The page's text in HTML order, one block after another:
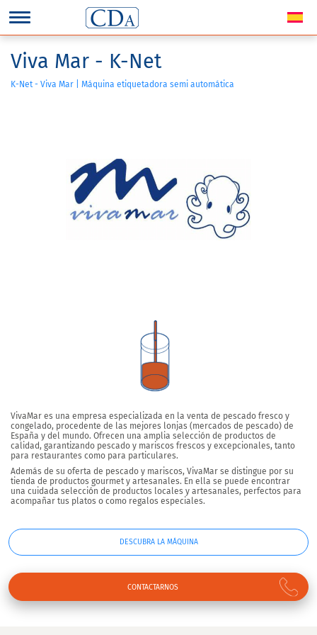
Viva Mar - K-Net
K-Net - Viva Mar | Máquina etiquetadora semi automática
VivaMar es una empresa especializada en la venta de pescado fresco y
congelado, procedente de las mejores lonjas (mercados de pescado) de
España y del mundo. Ofrecen una amplia selección de productos de
calidad, garantizando pescado y mariscos frescos y excepcionales, tanto
para restaurantes como para particulares.
Además de su oferta de pescado y mariscos, VivaMar se distingue por su
tienda de productos gourmet y artesanales. En ella se puede encontrar
una cuidada selección de productos locales y artesanales, perfectos para
acompañar tus platos o como regalos especiales.
DESCUBRA LA MÁQUINA
CONTACTARNOS